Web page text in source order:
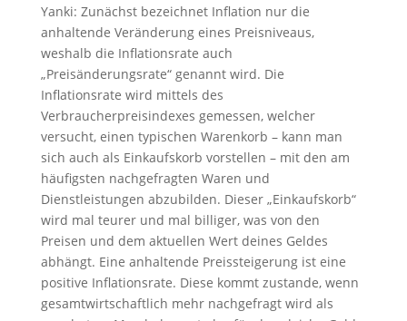
Yanki: Zunächst bezeichnet Inflation nur die
anhaltende Veränderung eines Preisniveaus,
weshalb die Inflationsrate auch
„Preisänderungsrate“ genannt wird. Die
Inflationsrate wird mittels des
Verbraucherpreisindexes gemessen, welcher
versucht, einen typischen Warenkorb – kann man
sich auch als Einkaufskorb vorstellen – mit den am
häufigsten nachgefragten Waren und
Dienstleistungen abzubilden. Dieser „Einkaufskorb“
wird mal teurer und mal billiger, was von den
Preisen und dem aktuellen Wert deines Geldes
abhängt. Eine anhaltende Preissteigerung ist eine
positive Inflationsrate. Diese kommt zustande, wenn
gesamtwirtschaftlich mehr nachgefragt wird als